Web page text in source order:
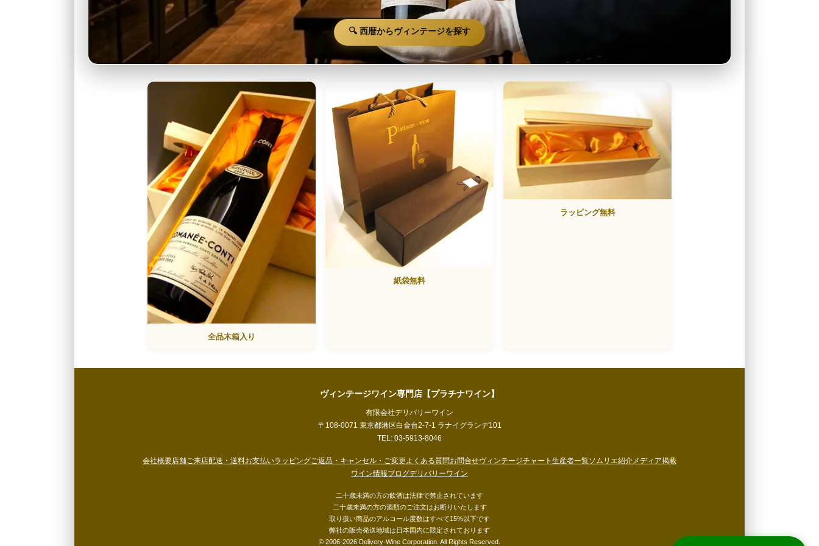
🔍 西暦からヴィンテージを探す
全品木箱入り
紙袋無料
ラッピング無料
ヴィンテージワイン専門店【プラチナワイン】
有限会社デリバリーワイン
〒108-0071 東京都港区白金台2-7-1 ラナイグランデ101
TEL: 03-5913-8046
会社概要店舗ご来店配送・送料お支払いラッピングご返品・キャンセル・ご変更よくある質問お問合せヴィンテージチャート 生産者一覧ソムリエ紹介メディア掲載
ワイン情報ブログデリバリーワイン
二十歳未満の方の飲酒は法律で禁止されています
二十歳未満の方の酒類のご注文はお断りいたします
取り扱い商品のアルコール度数はすべて15%以下です
弊社の販売発送地域は日本国内に限定されております
© 2006-2026 Delivery-Wine Corporation. All Rights Reserved.